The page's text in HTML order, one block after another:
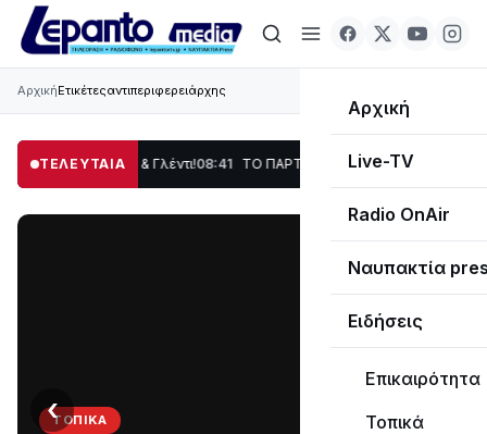
Αρχική
Live-TV
Radio OnAir
Ναυπακτία
Ειδήσεις
Επικαιρότητα
Τοπικά
ΑρχικήΕτικέτεςαντιπεριφερειάρχης
ΤΕΛΕΥΤΑΙΑ
Χορός & Γλέντι! 08:41 ΤΟ ΠΑΡΤΥ ΣΥΝΕΧΙΖΕΤΑΙ…19:47 Στο σκοτάδι
ΤΟΠΙΚΆ
‹